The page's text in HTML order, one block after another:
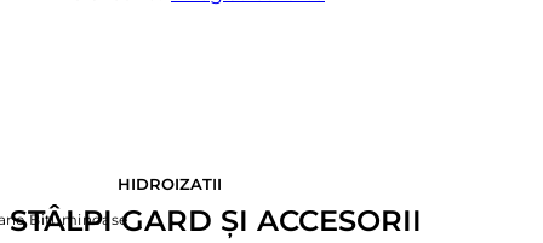
HIDROIZATII
Bituminoase
STÂLPI GARD ȘI ACCESORII